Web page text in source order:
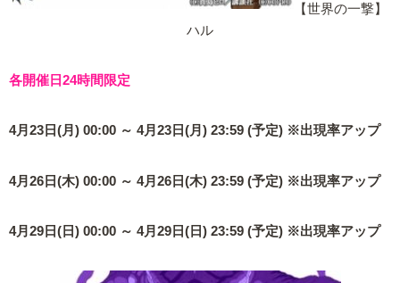
【世界の一撃】
ハル
各開催日24時間限定
4月23日(月) 00:00 ～ 4月23日(月) 23:59 (予定) ※出現率アップ
4月26日(木) 00:00 ～ 4月26日(木) 23:59 (予定) ※出現率アップ
4月29日(日) 00:00 ～ 4月29日(日) 23:59 (予定) ※出現率アップ